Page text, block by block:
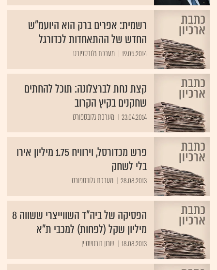
רשמית: אפרים ברק הוא היועמ"ש
החדש של ההתאחדות לכדורגל
19.05.2014 מערכת גלובספורט
קצת נחת לברצלונה: תוכל להחתים
שחקנים בקיץ הקרוב
23.04.2014 מערכת גלובספורט
פרש מכדורסל, וירוויח 1.75 מיליון אירו
בלי לשחק
28.08.2013 מערכת גלובספורט
הפסיקה של ביה"ד השווייצרי ששווה 8
מיליון שקל (לפחות) למכבי ת"א
18.08.2013 שרון בורנשטיין